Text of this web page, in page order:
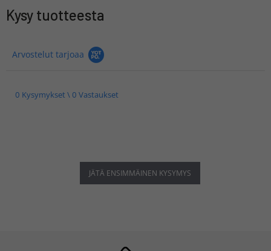
Kysy tuotteesta
Arvostelut tarjoaa
0 Kysymykset \ 0 Vastaukset
JÄTÄ ENSIMMÄINEN KYSYMYS